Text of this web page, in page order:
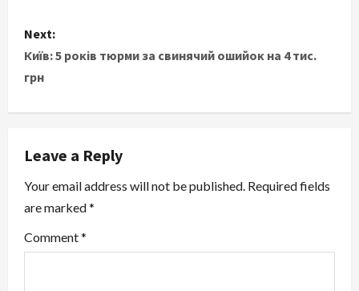
P
o
s
n
a
v
i
Next:
Київ: 5 років тюрми за свинячий ошийок на 4 тис.
грн
Leave a Reply
Your email address will not be published. Required fields
are marked*
Comment*